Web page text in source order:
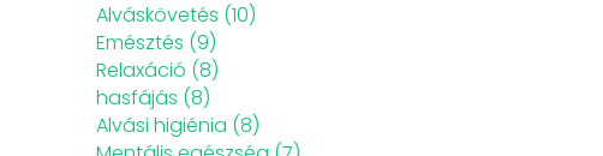
Alváskövetés (10)
Emésztés (9)
Relaxáció (8)
hasfájás (8)
Alvási higiénia (8)